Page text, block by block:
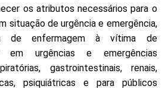
os atributos necessários para o
situação de urgência e emergência,
de enfermagem à vítima de
em urgências e emergências
gastrointestinais, renais,
psiquiátricas e para públicos